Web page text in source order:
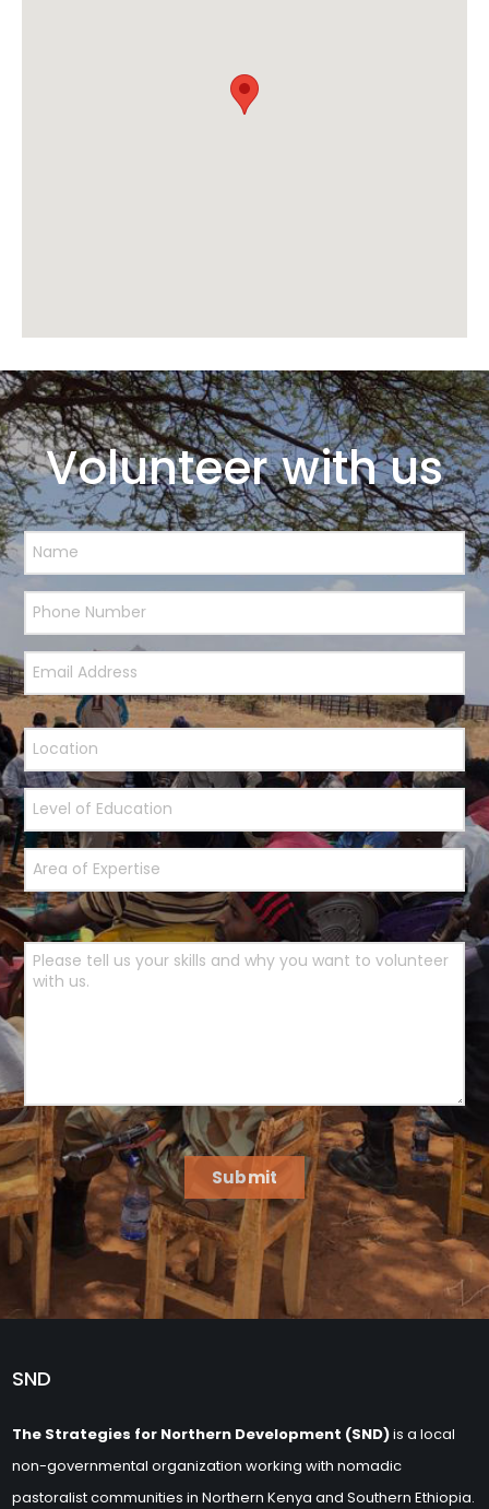
Volunteer with us
Submit
SND
The Strategies for Northern Development (SND)is a local
non-governmental organization working with nomadic
pastoralist communities in Northern Kenya and Southern Ethiopia.